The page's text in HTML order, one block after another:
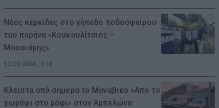
Νέες κερκίδες στο γήπεδο ποδοσφαίρου
του πυρήνα «Κουκουλίτσιος –
Μουσιάρης»
10/08/2026 , 9:10
Κλειστά από σήμερα το Μανάβικο «Από το
χωράφι στο ράφι» στον Αμπελώνα